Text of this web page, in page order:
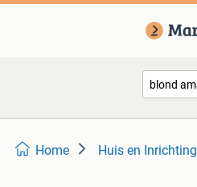
Home Huis en Inrichting